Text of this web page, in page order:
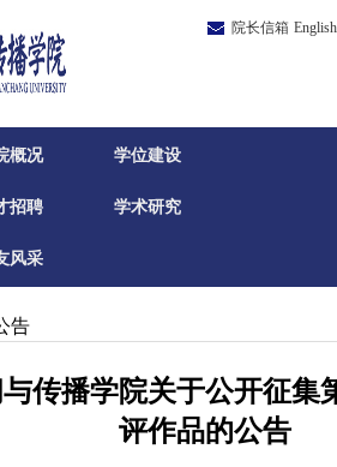
院长信箱 English
概况 学位建设
招聘 学术研究
风采
告
传播学院关于公开征集
评作品的公告